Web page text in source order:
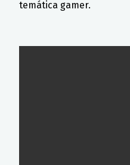
temática gamer.